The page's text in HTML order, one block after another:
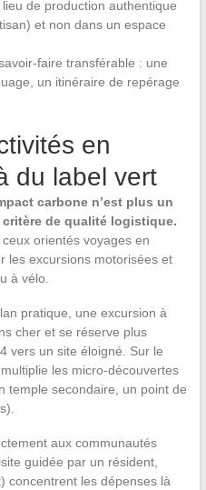
de production authentique
et non dans un espace
faire transférable : une
un itinéraire de repérage
en
du label vert
carbone n’est plus un
de qualité logistique.
orientés voyages en
les excursions motorisées et
à vélo.
pratique, une excursion à
cher et se réserve plus
vers un site éloigné. Sur le
les micro-découvertes
temple secondaire, un point de
aux communautés
guidée par un résident,
concentrent les dépenses là